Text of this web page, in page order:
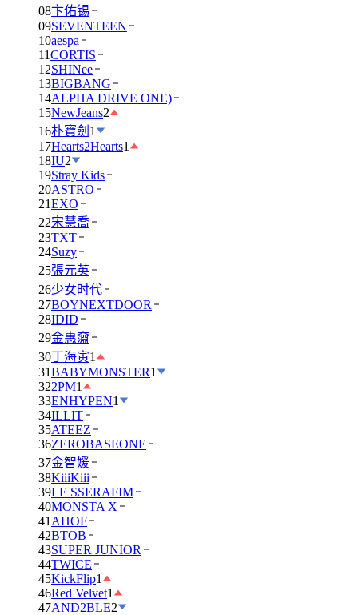
08卞佑锡
09SEVENTEEN
10aespa
11CORTIS
12SHINee
13BIGBANG
14ALPHA DRIVE ONE)
15NewJeans2
16朴寶劍 1
17Hearts2Hearts1
18IU2
19Stray Kids
20ASTRO
21EXO
22宋慧喬
23TXT
24Suzy
25張元英
26少女时代
27BOYNEXTDOOR
28IDID
29金惠奫
30丁海寅1
31BABYMONSTER1
322PM1
33ENHYPEN1
34ILLIT
35ATEEZ
36ZEROBASEONE
37金智媛
38KiiiKiii
39LE SSERAFIM
40MONSTA X
41 AHOF
42BTOB
43SUPER JUNIOR
44TWICE
45KickFlip1
46Red Velvet1
47AND2BLE2